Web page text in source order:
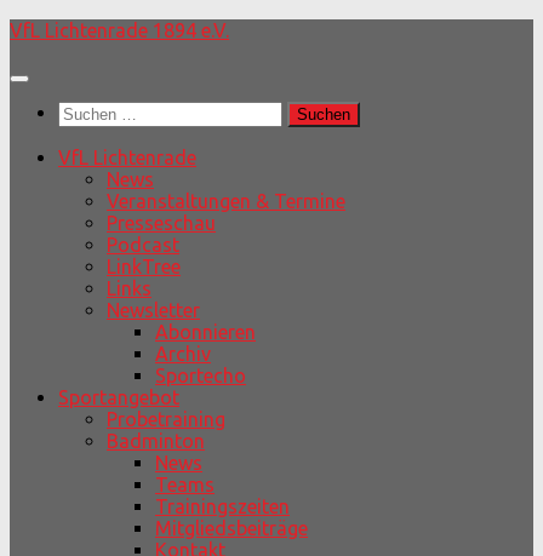
Unter
Inhalt
VfL Lichtenrade 1894 e.V.
Suchen
nach:
VfL Lichtenrade
News
Veranstaltungen & Termine
Presseschau
Podcast
LinkTree
Links
Newsletter
Abonnieren
Archiv
Sportecho
Sportangebot
Probetraining
Badminton
News
Teams
Trainingszeiten
Mitgliedsbeiträge
Kontakt